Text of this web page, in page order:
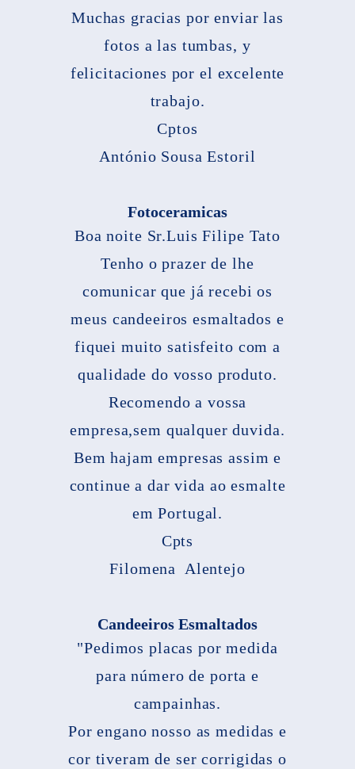
Muchas gracias por enviar las
fotos a las tumbas, y
felicitaciones por el excelente
trabajo.
Cptos
António Sousa Estoril
Fotoceramicas
Boa noite Sr.Luis Filipe Tato
Tenho o prazer de lhe
comunicar que já recebi os
meus candeeiros esmaltados e
fiquei muito satisfeito com a
qualidade do vosso produto.
Recomendo a vossa
empresa,sem qualquer duvida.
Bem hajam empresas assim e
continue a dar vida ao esmalte
em Portugal.
Cpts
Filomena Alentejo
Candeeiros Esmaltados
"Pedimos placas por medida
para número de porta e
campainhas.
Por engano nosso as medidas e
cor tiveram de ser corrigidas o